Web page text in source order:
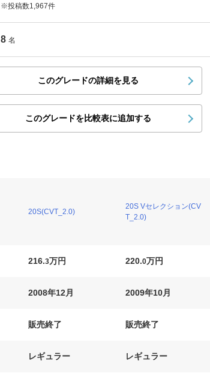
※投稿数1,967件
8 名
このグレードの詳細を見る
このグレードを比較表に追加する
20S(CVT_2.0)
20S Vセレクション(CV
T_2.0)
216.3万円 220.0万円
2008年12月 2009年10月
販売終了 販売終了
レギュラー レギュラー